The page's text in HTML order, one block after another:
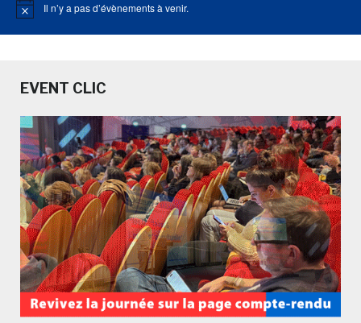
Notice Il n’y a pas d’évènements à venir.
EVENT CLIC